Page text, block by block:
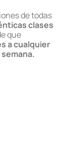
de todas
clases
que
a cualquier